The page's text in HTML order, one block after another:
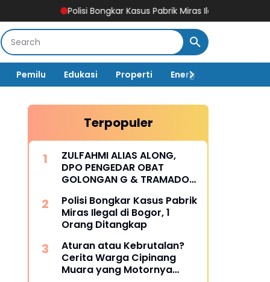
Polisi Bongkar Kasus Pabrik Miras Ilegal di Bogor, 1 Orang
Pemilu Edukasi Properti Energi
Terpopuler
ZULFAHMI ALIAS ALONG,
DPO PENGEDAR OBAT
GOLONGAN G & TRAMADOL
Polisi Bongkar Kasus Pabrik
Miras Ilegal di Bogor, 1
Orang Ditangkap
Aturan atau Kebrutalan?
Cerita Warga Cipinang
Muara yang Motornya